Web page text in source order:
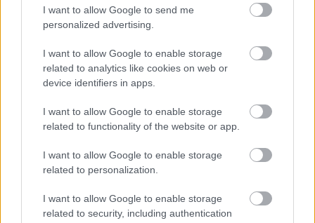
I want to allow Google to send me
personalized advertising.
I want to allow Google to enable storage
related to analytics like cookies on web or
device identifiers in apps.
I want to allow Google to enable storage
related to functionality of the website or app.
I want to allow Google to enable storage
related to personalization.
I want to allow Google to enable storage
related to security, including authentication
Verstappen megszerzéséért
FORMA-1
Sergio Perez válthatja Carlos
FORMA-1
Meggondolta magát a McLaren